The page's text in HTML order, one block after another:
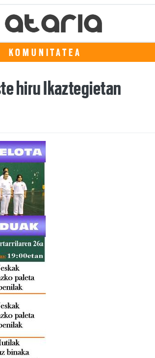
KOMUNITATEA
hiru Ikaztegietan